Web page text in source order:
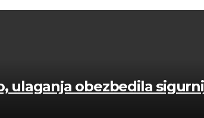
ulaganja obezbedila